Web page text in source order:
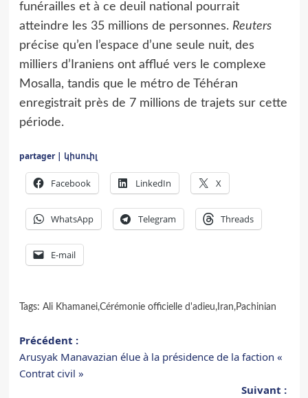
funérailles et à ce deuil national pourrait
atteindre les 35 millions de personnes. Reuters
précise qu’en l’espace d’une seule nuit, des
milliers d’Iraniens ont afflué vers le complexe
Mosalla, tandis que le métro de Téhéran
enregistrait près de 7 millions de trajets sur cette
période.
partager | կիսուիլ
Facebook LinkedIn X
WhatsApp Telegram Threads
E-mail
Tags: Ali Khamanei,Cérémonie officielle d'adieu,Iran,Pachinian
Navigation
d’article
Précédent :
Arusyak Manavazian élue à la présidence de la faction «
Contrat civil »
Suivant :